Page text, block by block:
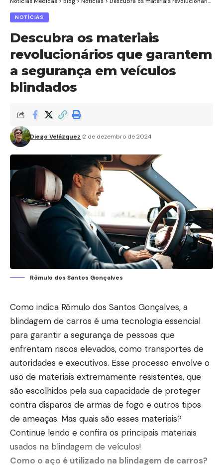
NOTÍCIAS
Descubra os materiais
revolucionários que garantem
a segurança em veículos
blindados
Diego Velázquez 2 de dezembro de 2024
Rômulo dos Santos Gonçalves
Como indica Rômulo dos Santos Gonçalves, a
blindagem de carros é uma tecnologia essencial
para garantir a segurança de pessoas que
enfrentam riscos elevados, como transportes de
autoridades e executivos. Esse processo envolve o
uso de materiais extremamente resistentes, que
são escolhidos pela sua capacidade de proteger
contra disparos de armas de fogo e outros tipos
de ameaças. Mas quais são esses materiais?
Continue lendo e confira os principais materiais
usados na blindagem de veículos!
Como o aço é utilizado na blindagem de carros?